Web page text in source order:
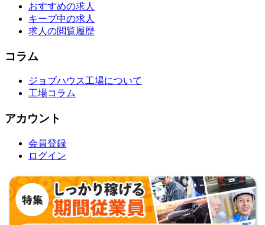
おすすめの求人
キープ中の求人
求人の閲覧履歴
コラム
ジョブハウス工場について
工場コラム
アカウント
会員登録
ログイン